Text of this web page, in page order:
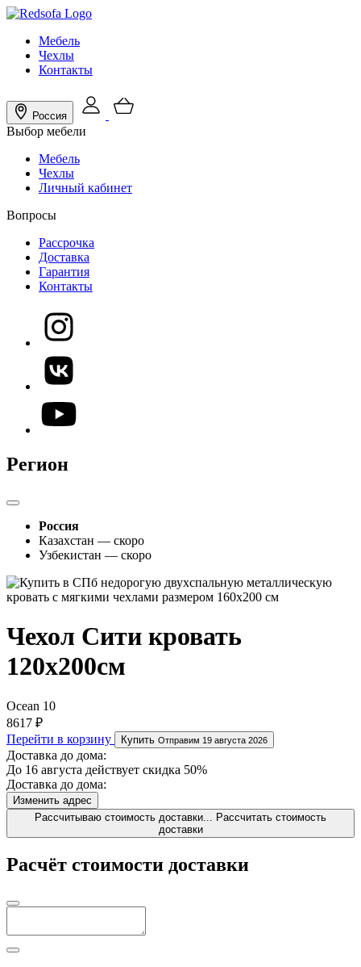
Мебель
Чехлы
Контакты
Россия
Выбор мебели
Мебель
Чехлы
Личный кабинет
Вопросы
Рассрочка
Доставка
Гарантия
Контакты
Регион
Россия
Казахстан — скоро
Узбекистан — скоро
Чехол Сити кровать
120х200см
Ocean 10
8617 ₽
Перейти в корзину
Купить Отправим 19 августа 2026
Доставка до дома:
До 16 августа действует скидка 50%
Доставка до дома:
Изменить адрес
Рассчитываю стоимость доставки...
Рассчитать стоимость
доставки
Расчёт стоимости доставки